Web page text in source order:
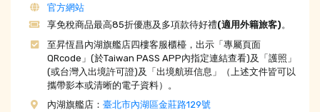
官方網站
享免稅商品最高85折優惠及多項款待好禮(適用外籍旅客) 。
至昇恆昌內湖旗艦店四樓客服櫃檯，出示「專屬頁面
QRcode」(於Taiwan PASS APP內指定連結查看)及「護照」
(或台灣入出境許可證)及「出境航班信息」（上述文件皆可以
攜帶影本或清晰的電子資料）。
內湖旗艦店： 臺北市內湖區金莊路129號